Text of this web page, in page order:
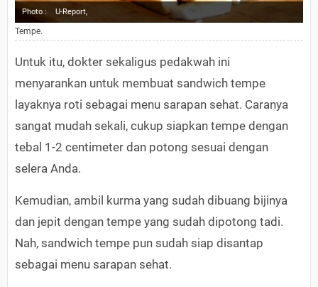
Photo : U-Report,
Tempe.
Untuk itu, dokter sekaligus pedakwah ini
menyarankan untuk membuat sandwich tempe
layaknya roti sebagai menu sarapan sehat. Caranya
sangat mudah sekali, cukup siapkan tempe dengan
tebal 1-2 centimeter dan potong sesuai dengan
selera Anda.
Kemudian, ambil kurma yang sudah dibuang bijinya
dan jepit dengan tempe yang sudah dipotong tadi.
Nah, sandwich tempe pun sudah siap disantap
sebagai menu sarapan sehat.